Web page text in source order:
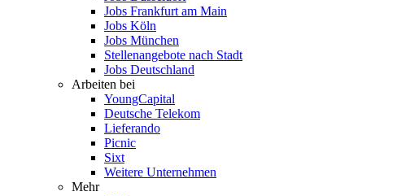
Jobs Frankfurt am Main
Jobs Köln
Jobs München
Stellenangebote nach Stadt
Jobs Deutschland
Arbeiten bei
YoungCapital
Deutsche Telekom
Lieferando
Picnic
Sixt
Weitere Unternehmen
Mehr